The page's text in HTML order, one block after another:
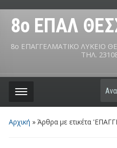
8ο ΕΠΑΛ
8ο ΕΠΑΓΓΕΛΜΑΤΙΚΟ ΛΥΚΕΙΟ
ΤΗΛ.
Αρχική » Άρθρα με ετικέτα